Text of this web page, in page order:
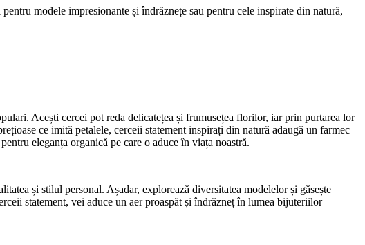
modele impresionante și îndrăznețe sau pentru cele inspirate din natură,
Acești cercei pot reda delicatețea și frumusețea florilor, iar prin purtarea lor
ce imită petalele, cerceii statement inspirați din natură adaugă un farmec
eleganța organică pe care o aduce în viața noastră.
și stilul personal. Așadar, explorează diversitatea modelelor și găsește
statement, vei aduce un aer proaspăt și îndrăzneț în lumea bijuteriilor